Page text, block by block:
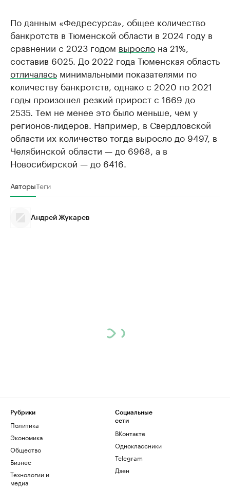
По данным «Федресурса», общее количество
банкротств в Тюменской области в 2024 году в
сравнении с 2023 годом выросло на 21%,
составив 6025. До 2022 года Тюменская область
отличалась минимальными показателями по
количеству банкротств, однако с 2020 по 2021
годы произошел резкий прирост с 1669 до
2535. Тем не менее это было меньше, чем у
регионов-лидеров. Например, в Свердловской
области их количество тогда выросло до 9497, в
Челябинской области — до 6968, а в
Новосибирской — до 6416.
АвторыТеги
Андрей Жукарев
Рубрики
Политика
Экономика
Общество
Бизнес
Технологии и
медиа
Социальные
сети
ВКонтакте
Одноклассники
Telegram
Дзен